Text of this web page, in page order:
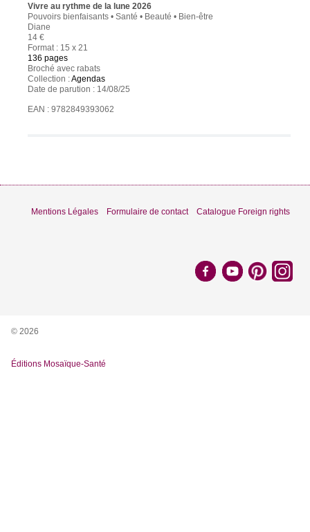
Vivre au rythme de la lune 2026
Pouvoirs bienfaisants • Santé • Beauté • Bien-être
Diane
14 €
Format : 15 x 21
136 pages
Broché avec rabats
Collection :Agendas
Date de parution : 14/08/25
EAN : 9782849393062
Mentions Légales Formulaire de contact Catalogue Foreign rights
© 2026
Éditions Mosaïque-Santé